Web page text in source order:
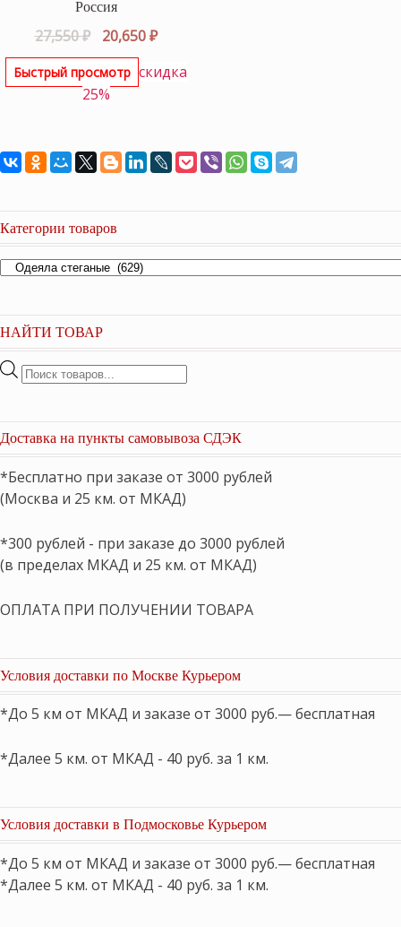
Россия
27,550₽
Первоначальная
цена
составляла
27,550 ₽.
20,650₽Текущая
20,650 ₽.
Быстрый просмотр скидка
25%
Категории товаров
НАЙТИ ТОВАР
Поиск
Доставка на пункты самовывоза СДЭК
*Бесплатно при заказе от 3000 рублей
(Москва и 25 км. от МКАД)
*300 рублей - при заказе до 3000 рублей
(в пределах МКАД и 25 км. от МКАД)
ОПЛАТА ПРИ ПОЛУЧЕНИИ ТОВАРА
Условия доставки по Москве Курьером
*До 5 км от МКАД и заказе от 3000 руб.— бесплатная
*Далее 5 км. от МКАД - 40 руб. за 1 км.
Условия доставки в Подмосковье Курьером
*До 5 км от МКАД и заказе от 3000 руб.— бесплатная
*Далее 5 км. от МКАД - 40 руб. за 1 км.